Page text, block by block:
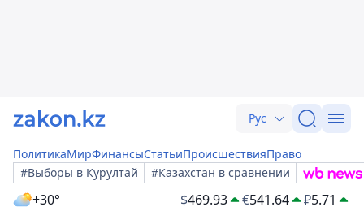
Рус
ПолитикаМирФинансыСтатьиПроисшествияПраво
#Выборы в Курултай
#Казахстан в сравнении
+30° $469.93 €541.64 ₽5.71